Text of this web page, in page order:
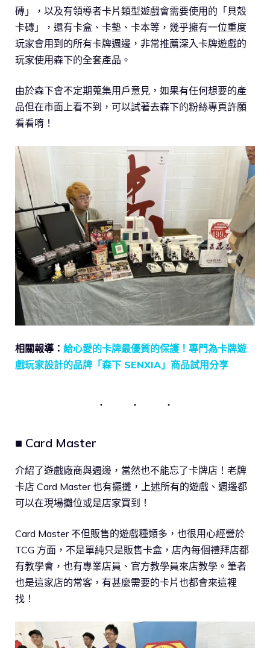
磚」，以及有領導者卡片類型遊戲會需要使用的「貝殼
卡磚」，還有卡盒、卡墊、卡本等，幾乎擁有一位重度
玩家會用到的所有卡牌週邊，非常推薦深入卡牌遊戲的
玩家使用森下的全套產品。
由於森下會不定期蒐集用戶意見，如果有任何想要的產
品但在市面上看不到，可以試著去森下的粉絲專頁許願
看看唷！
相關報導： 給心愛的卡牌最優質的保護！專門為卡牌遊
戲玩家設計的品牌「森下 SENXIA」商品試用分享
■ Card Master
介紹了遊戲廠商與週邊，當然也不能忘了卡牌店！老牌
卡店 Card Master 也有擺攤，上述所有的遊戲、週邊都
可以在現場攤位或是店家買到！
Card Master 不但販售的遊戲種類多，也很用心經營於
TCG 方面，不是單純只是販售卡盒，店內每個禮拜店都
有教學會，也有專業店員、官方教學員來店教學。筆者
也是這家店的常客，有甚麼需要的卡片也都會來這裡
找！